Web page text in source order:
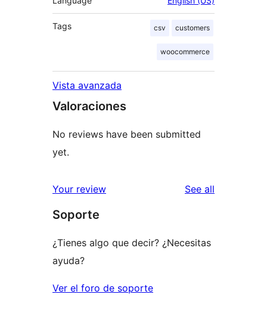
Tags csv customers
woocommerce
Vista avanzada
Valoraciones
No reviews have been submitted
yet.
Your review See all
Soporte
¿Tienes algo que decir? ¿Necesitas
ayuda?
Ver el foro de soporte